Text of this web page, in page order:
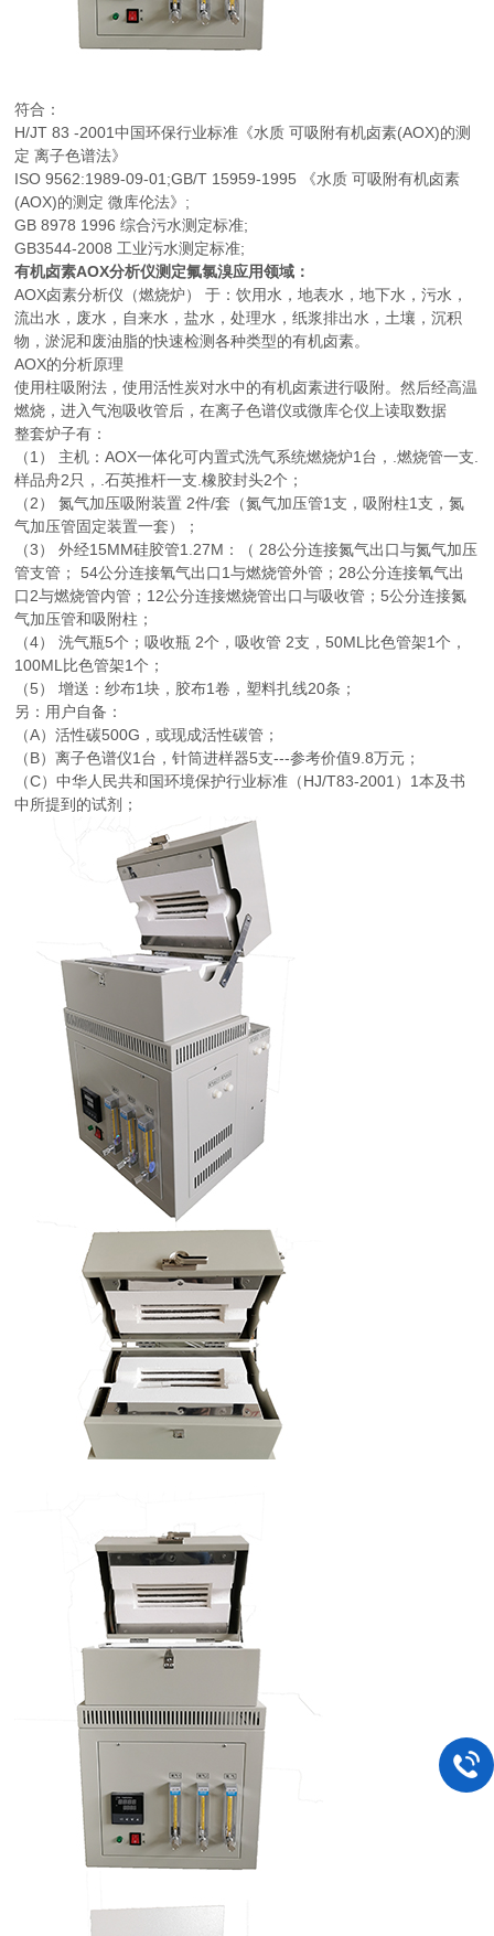
符合：
H/JT 83 -2001中国环保行业标准《水质 可吸附有机卤素(AOX)的测
定 离子色谱法》
ISO 9562:1989-09-01;GB/T 15959-1995 《水质 可吸附有机卤素
(AOX)的测定 微库伦法》;
GB 8978 1996 综合污水测定标准;
GB3544-2008 工业污水测定标准;
有机卤素AOX分析仪测定氟氯溴应用领域：
AOX卤素分析仪（燃烧炉） 于：饮用水，地表水，地下水，污水，
流出水，废水，自来水，盐水，处理水，纸浆排出水，土壤，沉积
物，淤泥和废油脂的快速检测各种类型的有机卤素。
AOX的分析原理
使用柱吸附法，使用活性炭对水中的有机卤素进行吸附。然后经高温
燃烧，进入气泡吸收管后，在离子色谱仪或微库仑仪上读取数据
整套炉子有：
（1） 主机：AOX一体化可内置式洗气系统燃烧炉1台，.燃烧管一支.
样品舟2只，.石英推杆一支.橡胶封头2个；
（2） 氮气加压吸附装置 2件/套（氮气加压管1支，吸附柱1支，氮
气加压管固定装置一套）；
（3） 外经15MM硅胶管1.27M：（ 28公分连接氮气出口与氮气加压
管支管； 54公分连接氧气出口1与燃烧管外管；28公分连接氧气出
口2与燃烧管内管；12公分连接燃烧管出口与吸收管；5公分连接氮
气加压管和吸附柱；
（4） 洗气瓶5个；吸收瓶 2个，吸收管 2支，50ML比色管架1个，
100ML比色管架1个；
（5） 增送：纱布1块，胶布1卷，塑料扎线20条；
另：用户自备：
（A）活性碳500G，或现成活性碳管；
（B）离子色谱仪1台，针筒进样器5支---参考价值9.8万元；
（C）中华人民共和国环境保护行业标准（HJ/T83-2001）1本及书
中所提到的试剂；